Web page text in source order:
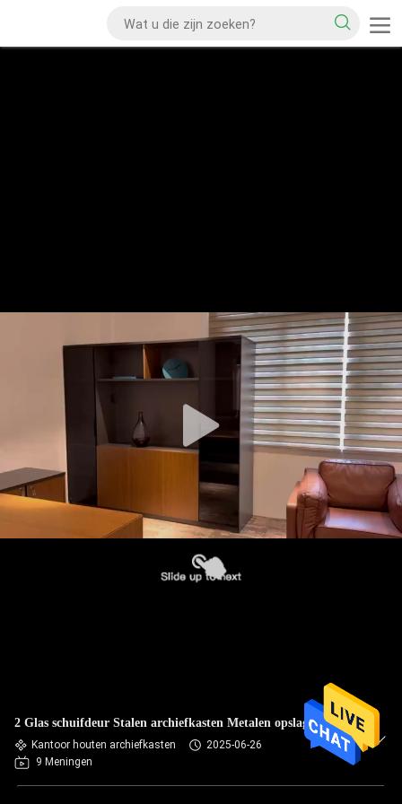
2 Glas schuifdeur Stalen archiefkasten Metalen opslagkasten
Kantoor houten archiefkasten
2025-06-26
9 Meningen